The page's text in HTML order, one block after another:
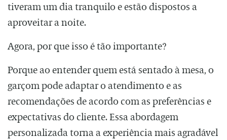
tiveram um dia tranquilo e estão dispostos a
aproveitar a noite.
Agora, por que isso é tão importante?
Porque ao entender quem está sentado à mesa, o
garçom pode adaptar o atendimento e as
recomendações de acordo com as preferências e
expectativas do cliente. Essa abordagem
personalizada torna a experiência mais agradável